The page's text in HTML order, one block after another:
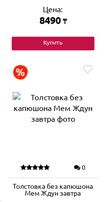
Цена:
8490 ₸
Купить
0
Толстовка без капюшона
Мем Ждун завтра